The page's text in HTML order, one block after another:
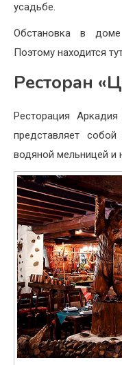
усадьбе.
Обстановка в
Поэтому находится
Ресторан
Ресторация
представляет
водяной мельницей и